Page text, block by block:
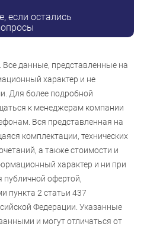
если остались
Все данные, представленные на
характер и не
Для более подробной
к менеджерам компании
Вся представленная на
комплектации, технических
а также стоимости и
характер и ни при
публичной офертой,
пункта 2 статьи 437
Федерации. Указанные
и могут отличаться от